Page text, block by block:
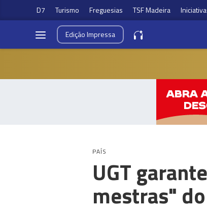
D7 Turismo Freguesias TSF Madeira
EdiçãoImpressa
PAÍS
UGT
mestras"